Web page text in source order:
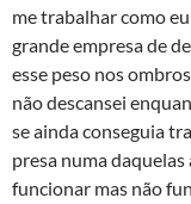
me trabalhar como
grande empresa de
esse peso nos
não descansei
se ainda conseguia
presa numa daquelas
funcionar mas não